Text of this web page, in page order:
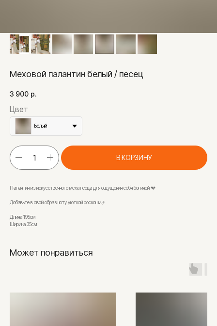
Меховой палантин белый / песец
3 900 р.
Цвет
Белый
В КОРЗИНУ
Палантин из искусственного меха песца для ощущения себя богиней 💔
Добавьте в свой образ ноту уютной роскоши🤌
Длина 195см
Ширина 35см
Может понравиться